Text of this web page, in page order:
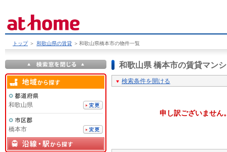
トップ ＞ 和歌山県の賃貸 ＞ 和歌山県橋本市の物件一覧
和歌山県 橋本市の賃貸マン
検索条件を開ける
申し訳ございません
和歌山県
橋本市